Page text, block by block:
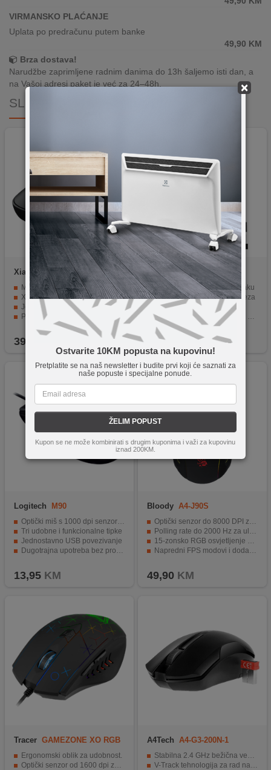
×
Ostvarite 10KM popusta na kupovinu!
Pretplatite se na naš newsletter i budite prvi koji će saznati za
naše popuste i specijalne ponude.
ŽELIM POPUST
Kupon se ne može kombinirati s drugim kuponima i važi za kupovinu
iznad 200KM.
VIRMANSKO PLAĆANJE
Uplata po predračunu putem banke
49,90 KM
Brza dostava!
Narudžbe zaprimljene radnim danima do 13h šaljemo isti dan, a
na Vašoj adresi paket je već za 24–48h.
SLIČNI PROIZVODI
Xiaomi
Wireless Mouse 3
Black GL
Moderan, tih i savršen za rad u uredu
Xiaomi Wireless Mouse 3 savršeno pristaju vašoj ruci
Jedan kanal bežične veze od 2,4 GHz i dva Bluetooth kanala
PixArt 1200 DPI precizni senzor
Praktični bočne tipke za navigaciju naprijed/natag
39,90
A4Tech A4-G7-810 AIR2
Air funkcija za kontrolu u zraku
Stabilna 2.4 GHz bežična veza
Preciznost do 2000 DPI
USB-C adapter za modernu kompatibilnost
Tihi klikovi i ergonomski dizajn
27,90 KM
Logitech M90
Optički miš s 1000 dpi senzorom
Tri udobne i funkcionalne tipke
Jednostavno USB povezivanje
Dugotrajna upotreba bez problema
13,95KM
Bloody A4-J90S
Optički senzor do 8000 DPI za preciznu kontrolu
Polling rate do 2000 Hz za ultra brz odziv
15-zonsko RGB osvjetljenje s punom personalizacijom
Napredni FPS modovi i dodatne gaming funkcije
49,90 KM
Tracer GAMEZONE XO RGB
Ergonomski oblik za udobnost.
Optički senzor od 1600 dpi za preciznost.
A4Tech A4-G3-200N-1
Stabilna 2.4 GHz bežična veza do 10 met.
V-Track tehnologija za rad na različitim površinama